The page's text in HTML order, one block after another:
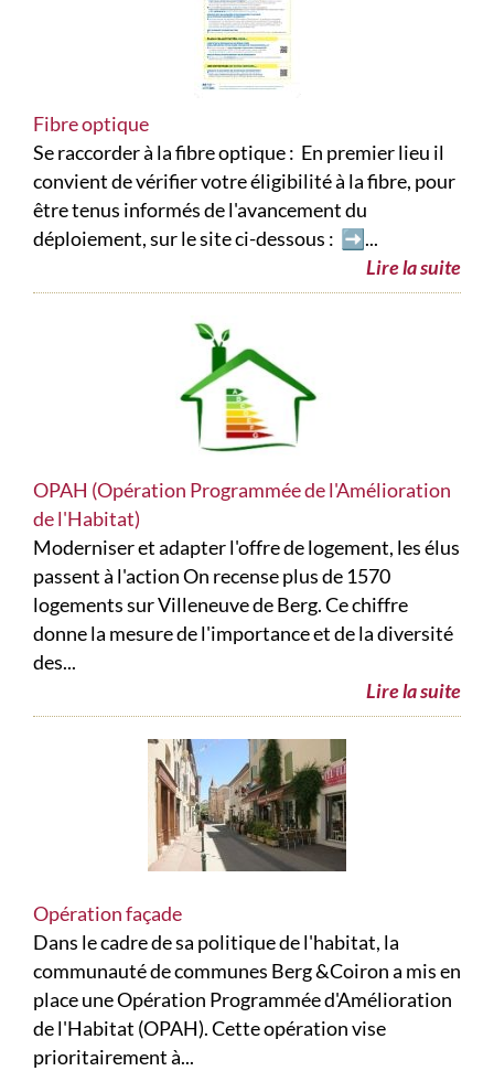
Fibre optique
Se raccorder à la fibre optique : En premier lieu il
convient de vérifier votre éligibilité à la fibre, pour
être tenus informés de l'avancement du
déploiement, sur le site ci-dessous : ➡️...
Lire la suite
OPAH (Opération Programmée de l'Amélioration
de l'Habitat)
Moderniser et adapter l'offre de logement, les élus
passent à l'action On recense plus de 1570
logements sur Villeneuve de Berg. Ce chiffre
donne la mesure de l'importance et de la diversité
des...
Lire la suite
Opération façade
Dans le cadre de sa politique de l'habitat, la
communauté de communes Berg &Coiron a mis en
place une Opération Programmée d'Amélioration
de l'Habitat (OPAH). Cette opération vise
prioritairement à...